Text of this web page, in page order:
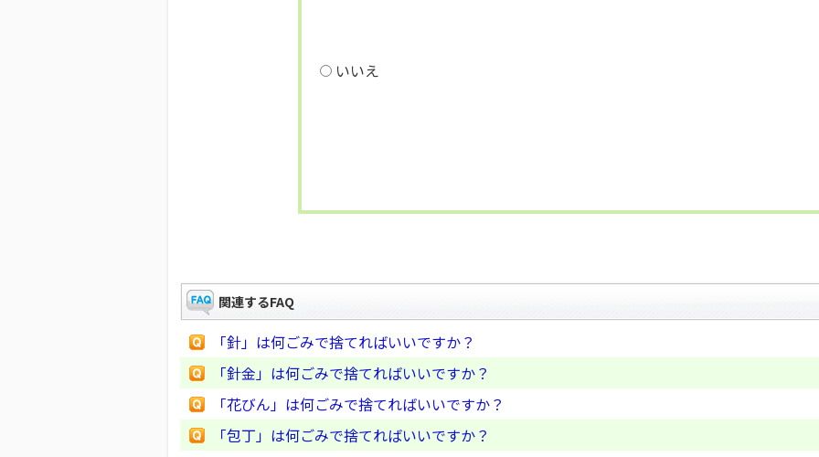
いいえ
関連するFAQ
「針」は何ごみで捨てればいいですか？
「針金」は何ごみで捨てればいいですか？
「花びん」は何ごみで捨てればいいですか？
「包丁」は何ごみで捨てればいいですか？